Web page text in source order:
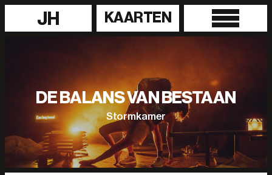
JH KAARTEN
DE BALANS VAN BESTAAN
Stormkamer